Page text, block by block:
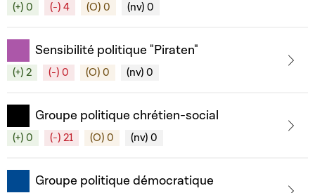
(+) 0 (-) 4 (O) 0 (nv) 0
Sensibilité politique "Piraten"
(+) 2 (-) 0 (O) 0 (nv) 0
Groupe politique chrétien-social
(+) 0 (-) 21 (O) 0 (nv) 0
Groupe politique démocratique